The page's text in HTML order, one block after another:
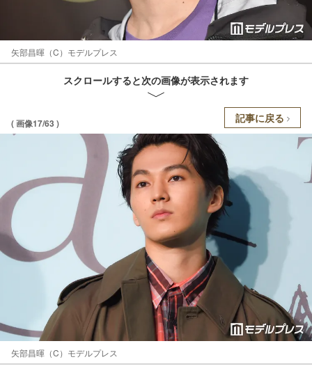
矢部昌暉（C）モデルプレス
スクロールすると次の画像が表示されます
( 画像17/63 ) 記事に戻る
矢部昌暉（C）モデルプレス